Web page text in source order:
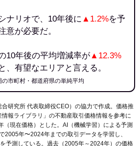
ナリオで、10年後に▲1.2%を予
意が必要だ。
10年後の平均増減率が▲12.3%
、有望なエリアと言える。
市町村・都道府県の単純平均
研究所 代表取締役CEO）の協力で作成。価格推
情報ライブラリ 」の不動産取引価格情報を参考に
（現在価格）とした。AI（機械学習）による予測
2005年〜2024年までの取引データを学習し、
予測している。過去（2005年～2024年）の価格